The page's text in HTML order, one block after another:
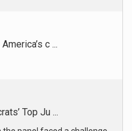
Top Ju ...
panel faced a challenge
Break ...